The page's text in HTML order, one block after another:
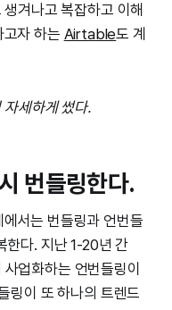
겨나고 복잡하고 이해
자 하는 Airtable도 계
자세하게 썼다.
번들링한다.
서는 번들링과 언번들
한다. 지난 1-20년 간
업화하는 언번들링이
링이 또 하나의 트렌드